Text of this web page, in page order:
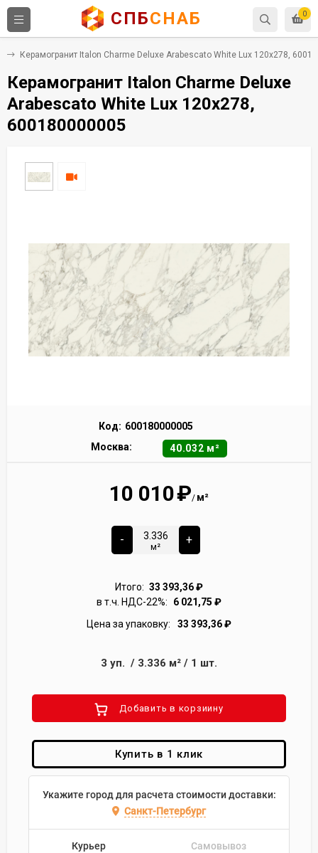
0
СПБСНАБ
Керамогранит Italon Charme Deluxe Arabescato White Lux 120x278,
Керамогранит Italon Charme Deluxe
Arabescato White Lux 120x278,
600180000005
Код: 600180000005
Москва:
40.032 м²
10 010₽/ м²
-
м²
+
Итого: 33 393,36₽
в т.ч. НДС-22%:
6 021,75 ₽
Цена за упаковку:
33 393,36₽
3 уп. / 3.336 м² / 1 шт.
Добавить в корзиину
Купить в 1 клик
Укажите город для расчета стоимости доставки:
Санкт-Петербург
Курьер Самовывоз